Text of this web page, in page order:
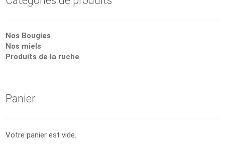
Nos Bougies
Nos miels
Produits de la ruche
Panier
Votre panier est vide.